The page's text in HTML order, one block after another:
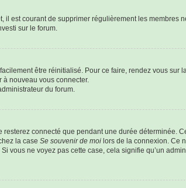
il est courant de supprimer régulièrement les membres
sur le forum.
être réinitialisé. Pour ce faire, rendez vous sur
à nouveau vous connecter.
du forum.
resterez connecté que pendant une durée déterminée.
la case Se souvenir de moi lors de la connexion. Ce
vous ne voyez pas cette case, cela signifie qu’un